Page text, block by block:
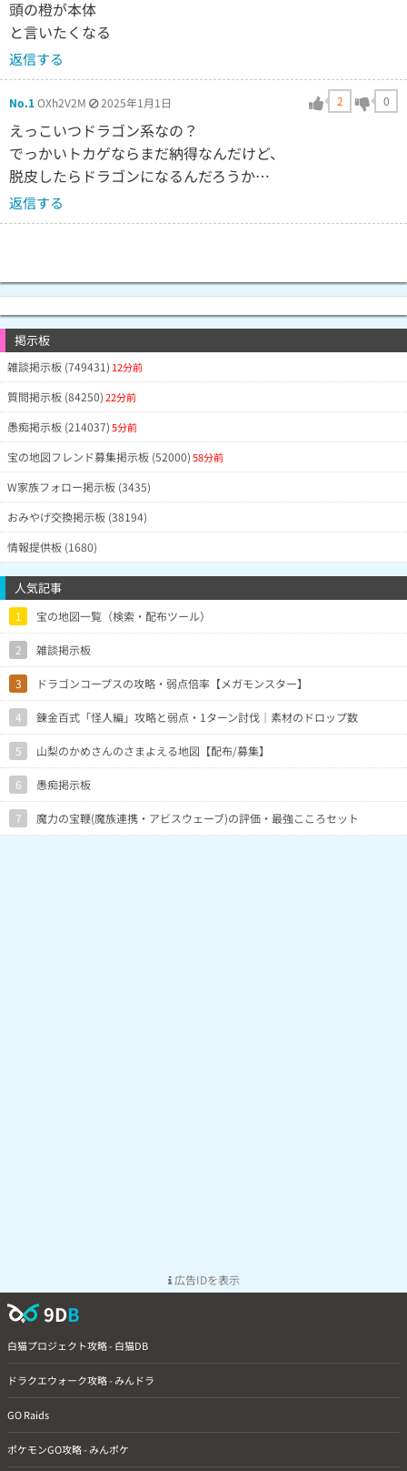
頭の橙が本体
と言いたくなる
返信する
No.1OXh2V2M 2025年1月1日 2 0
えっこいつドラゴン系なの？
でっかいトカゲならまだ納得なんだけど、
脱皮したらドラゴンになるんだろうか…
返信する
掲示板
雑談掲示板 (749431) 12分前
質問掲示板 (84250)22分前
愚痴掲示板 (214037)5分前
宝の地図フレンド募集掲示板 (52000)58分前
W家族フォロー掲示板 (3435)
おみやげ交換掲示板 (38194)
情報提供板 (1680)
人気記事
1 宝の地図一覧（検索・配布ツール）
2 雑談掲示板
3 ドラゴンコープスの攻略・弱点倍率【メガモンスター】
4 錬金百式「怪人編」攻略と弱点・1ターン討伐｜素材のドロップ数
5 山梨のかめさんのさまよえる地図【配布/募集】
6 愚痴掲示板
7 魔力の宝鞭(魔族連携・アビスウェーブ)の評価・最強こころセット
広告IDを表示
9DB
白猫プロジェクト攻略 - 白猫DB
ドラクエウォーク攻略 - みんドラ
GO Raids
ポケモンGO攻略 - みんポケ